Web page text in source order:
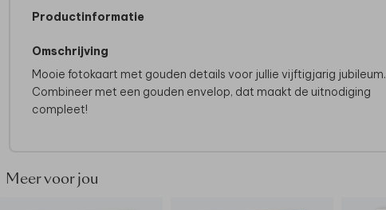
Productinformatie
Omschrijving
Mooie fotokaart met gouden details voor jullie vijftigjarig jubileum.
Combineer met een gouden envelop, dat maakt de uitnodiging
compleet!
Meer voor jou